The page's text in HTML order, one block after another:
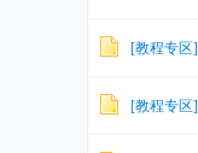
[教程专区]
[教程专区]